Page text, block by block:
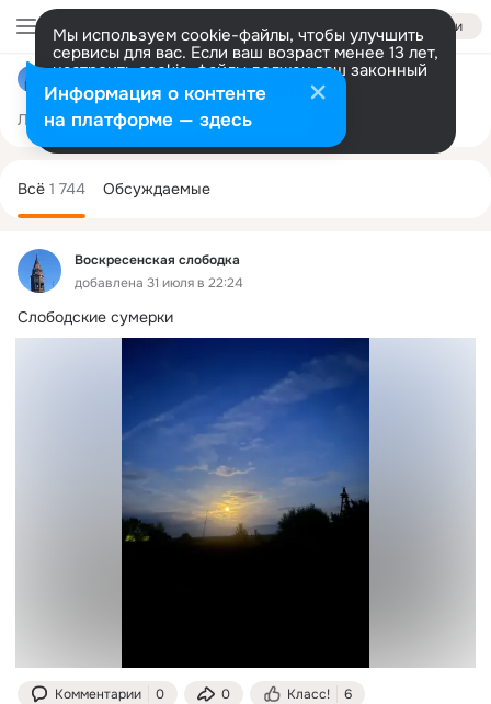
Войти
Мы используем cookie-файлы, чтобы улучшить
сервисы для вас. Если ваш возраст менее 13 лет,
настроить cookie-файлы должен ваш законный
представитель. Больше информации
Разрешить все Настроить
Лента Участники 513 Темы 1.7K
Воскресенская слободка
добавлена 31 июля в 22:24
Слободские сумерки
Комментарии 0 0 Класс! 6
колонка
Всё 1 744 Обсуждаемые
Информация о контенте
на платформе — здесь